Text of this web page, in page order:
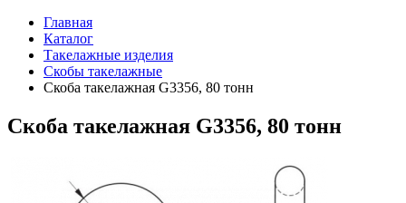
Главная
Каталог
Такелажные изделия
Скобы такелажные
Скоба такелажная G3356, 80 тонн
Скоба такелажная G3356, 80 тонн